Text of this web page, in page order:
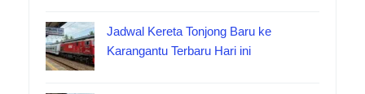
Jadwal Kereta Tonjong Baru ke
Karangantu Terbaru Hari ini